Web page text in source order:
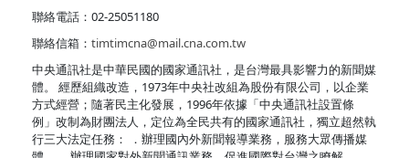
聯絡電話：02-25051180
聯絡信箱： timtimcna@mail.cna.com.tw
中央通訊社是中華民國的國家通訊社，是台灣最具影響力的新聞媒
體。 經歷組織改造，1973年中央社改組為股份有限公司，以企業
方式經營；隨著民主化發展，1996年依據「中央通訊社設置條
例」改制為財團法人，定位為全民共有的國家通訊社，獨立超然執
行三大法定任務： ．辦理國內外新聞報導業務，服務大眾傳播媒